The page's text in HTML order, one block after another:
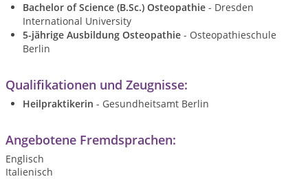
Bachelor of Science (B.Sc.) Osteopathie - Dresden
International University
5-jährige Ausbildung Osteopathie - Osteopathieschule
Berlin
Qualifikationen und Zeugnisse:
Heilpraktikerin - Gesundheitsamt Berlin
Angebotene Fremdsprachen:
Englisch
Italienisch